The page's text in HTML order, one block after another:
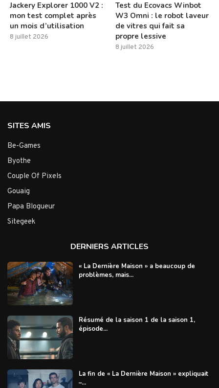
Jackery Explorer 1000 V2 :
mon test complet après
un mois d’utilisation
8 juillet 2026
Test du Ecovacs Winbot
W3 Omni : le robot laveur
de vitres qui fait sa
propre lessive
8 juillet 2026
SITES AMIS
Be-Games
Byothe
Couple Of Pixels
Gouaig
Papa Blogueur
Sitegeek
DERNIERS ARTICLES
« La Dernière Maison » a beaucoup de
problèmes, mais...
Résumé de la saison 1 de la saison 1,
épisode...
La fin de « La Dernière Maison » expliquait
–...